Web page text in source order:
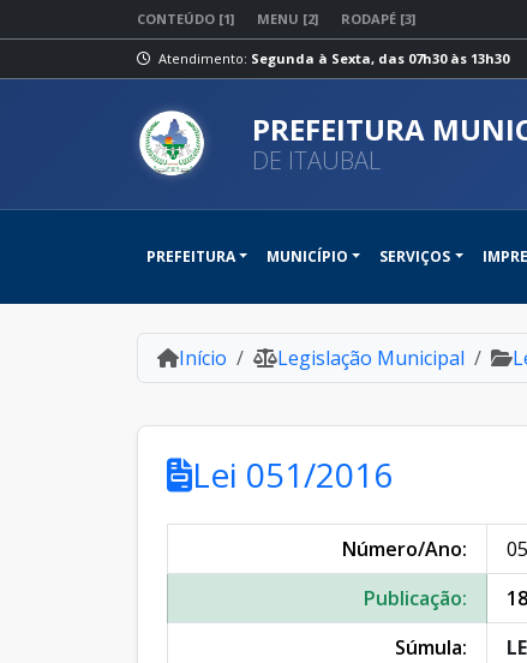
CONTEÚDO [1] MENU [2] RODAPÉ [3]
Atendimento: Segunda à Sexta, das 07h30 às 13h30
PREFEITURA
DE ITAUBAL
PREFEITURA MUNICÍPIO SERVIÇOS
Início Legislação Municipal
Lei 051/2016
Número/Ano:
Publicação:
Súmula: